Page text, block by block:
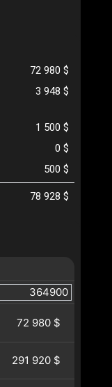
72 980 $
291 920 $
72 980 $
3 948 $
1 500 $
0 $
500 $
78 928 $